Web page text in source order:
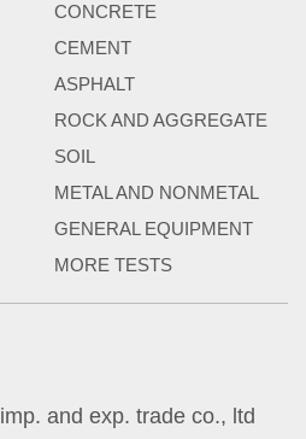
CONCRETE
CEMENT
ASPHALT
ROCK AND AGGREGATE
SOIL
METAL AND NONMETAL
GENERAL EQUIPMENT
MORE TESTS
and exp. trade co., ltd